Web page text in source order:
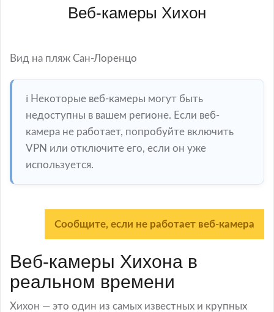
Веб-камеры Хихон
Вид на пляж Сан-Лоренцо
ℹ️ Некоторые веб-камеры могут быть
недоступны в вашем регионе. Если веб-
камера не работает, попробуйте включить
VPN или отключите его, если он уже
используется.
Сообщите, если не работает веб-камера
Веб-камеры Хихона в
реальном времени
Хихон — это один из самых известных и крупных